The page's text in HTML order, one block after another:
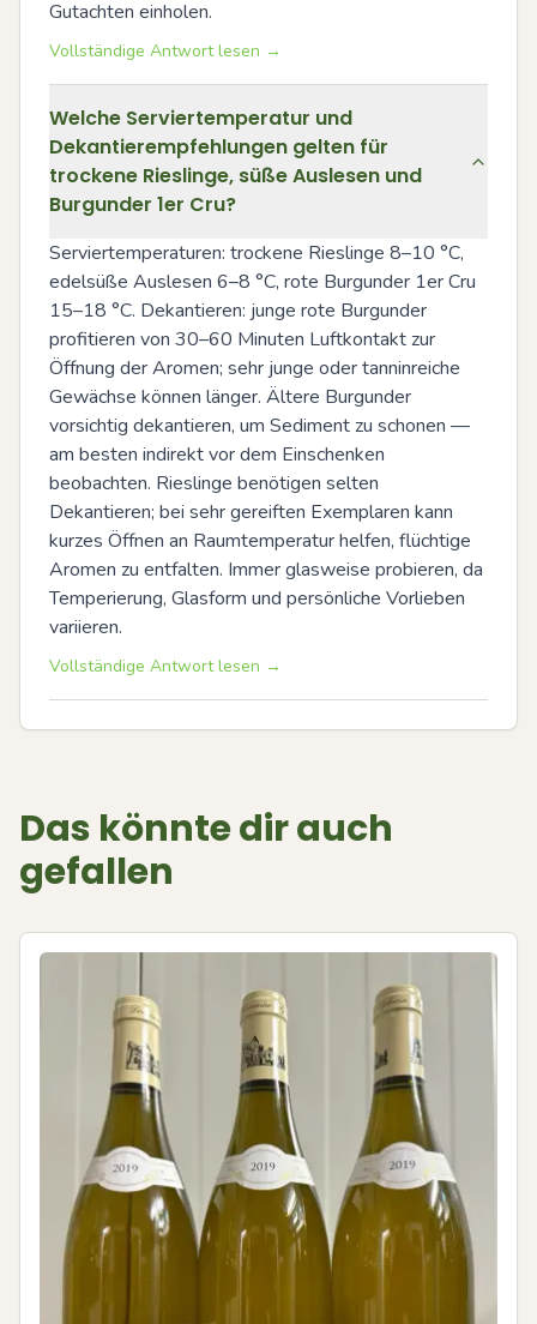
Gutachten einholen.
Vollständige Antwort lesen →
Welche Serviertemperatur und
Dekantierempfehlungen gelten für
trockene Rieslinge, süße Auslesen und
Burgunder 1er Cru?
Serviertemperaturen: trockene Rieslinge 8–10 °C,
edelsüße Auslesen 6–8 °C, rote Burgunder 1er Cru
15–18 °C. Dekantieren: junge rote Burgunder
profitieren von 30–60 Minuten Luftkontakt zur
Öffnung der Aromen; sehr junge oder tanninreiche
Gewächse können länger. Ältere Burgunder
vorsichtig dekantieren, um Sediment zu schonen —
am besten indirekt vor dem Einschenken
beobachten. Rieslinge benötigen selten
Dekantieren; bei sehr gereiften Exemplaren kann
kurzes Öffnen an Raumtemperatur helfen, flüchtige
Aromen zu entfalten. Immer glasweise probieren, da
Temperierung, Glasform und persönliche Vorlieben
variieren.
Vollständige Antwort lesen →
Das könnte dir auch
gefallen